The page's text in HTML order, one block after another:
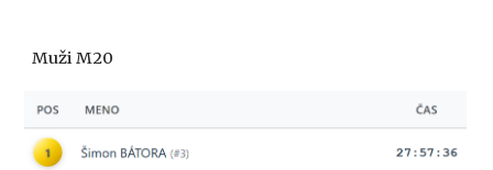
Muži M20